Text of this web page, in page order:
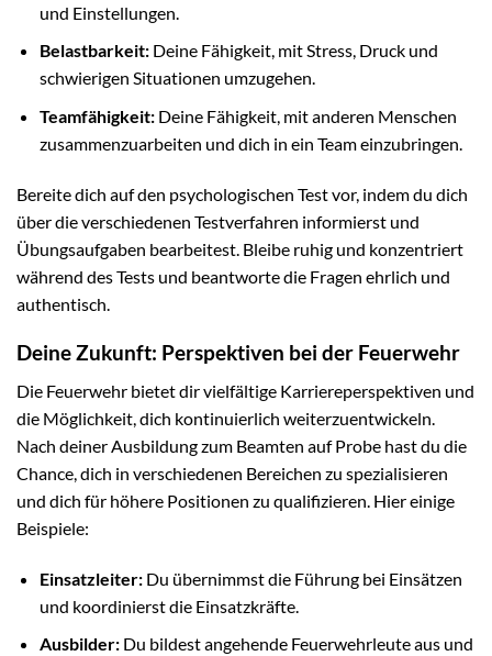
und Einstellungen.
Belastbarkeit:Deine Fähigkeit, mit Stress, Druck und
schwierigen Situationen umzugehen.
Teamfähigkeit:Deine Fähigkeit, mit anderen Menschen
zusammenzuarbeiten und dich in ein Team einzubringen.
Bereite dich auf den psychologischen Test vor, indem du dich
über die verschiedenen Testverfahren informierst und
Übungsaufgaben bearbeitest. Bleibe ruhig und konzentriert
während des Tests und beantworte die Fragen ehrlich und
authentisch.
Deine Zukunft: Perspektiven bei der Feuerwehr
Die Feuerwehr bietet dir vielfältige Karriereperspektiven und
die Möglichkeit, dich kontinuierlich weiterzuentwickeln.
Nach deiner Ausbildung zum Beamten auf Probe hast du die
Chance, dich in verschiedenen Bereichen zu spezialisieren
und dich für höhere Positionen zu qualifizieren. Hier einige
Beispiele:
Einsatzleiter:Du übernimmst die Führung bei Einsätzen
und koordinierst die Einsatzkräfte.
Ausbilder:Du bildest angehende Feuerwehrleute aus und